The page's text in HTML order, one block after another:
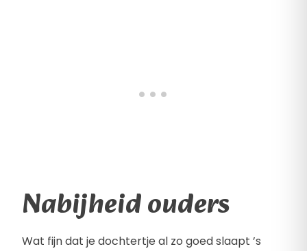
Nabijheid ouders
Wat fijn dat je dochtertje al zo goed slaapt ’s